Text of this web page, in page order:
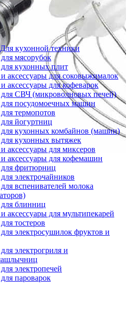
Для кухонной техники
мясорубок
для кухонных плит
и аксессуары для соковыжималок
аксессуары для кофеварок
для СВЧ (микроволновых печей)
для посудомоечных машин
термопотов
йогуртниц
для кухонных комбайнов (машин)
для кухонных вытяжек
аксессуары для миксеров
и аксессуары для кофемашин
для фритюрниц
электрочайников
вспенивателей молока
для блинниц
аксессуары для мультипекарей
тостеров
электросушилок фруктов и
электрогриля и
электропечей
пароварок